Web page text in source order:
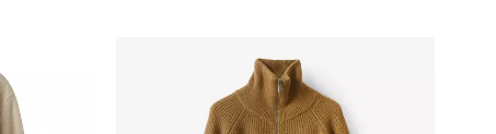
کشمیر داخلی مغولستان